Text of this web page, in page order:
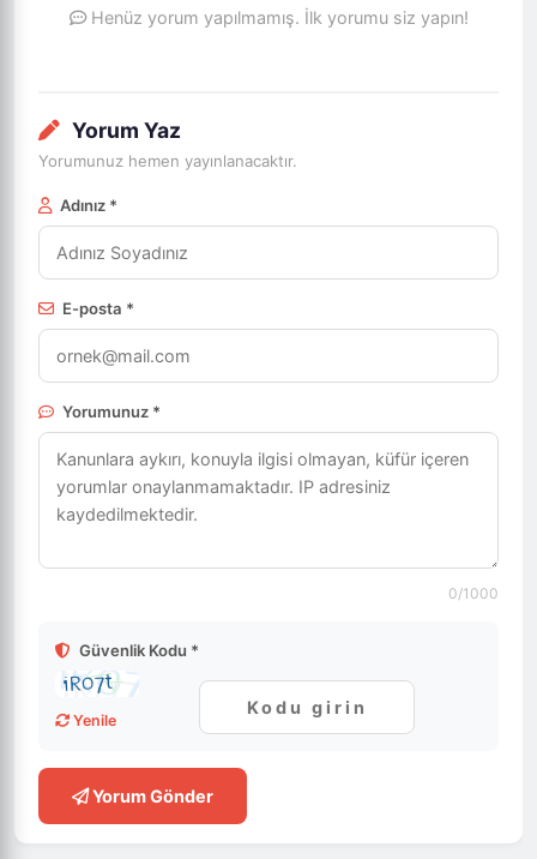
Henüz yorum yapılmamış. İlk yorumu siz yapın!
Yorum Yaz
Yorumunuz hemen yayınlanacaktır.
Adınız *
E-posta *
Yorumunuz *
0/1000
Güvenlik Kodu *
Yenile
Yorum Gönder